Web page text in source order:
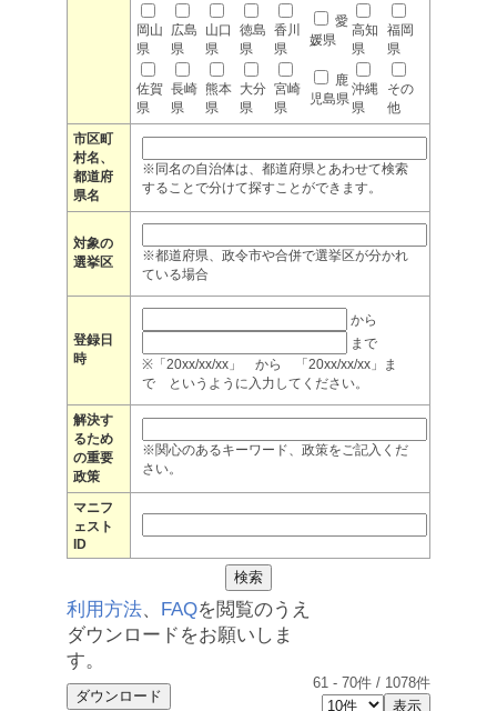
岡山
県
広島
県
山口
県
徳島
県
香川
県
愛
媛県
高知
県
福岡
県
佐賀
県
長崎
県
熊本
県
大分
県
宮崎
県
鹿
児島県
沖縄
県
その
他
市区町
村名、
都道府
県名
※同名の自治体は、都道府県とあわせて検索
することで分けて探すことができます。
対象の
選挙区
※都道府県、政令市や合併で選挙区が分かれ
ている場合
登録日
時
から
まで
※「20xx/xx/xx」 から 「20xx/xx/xx」ま
で というように入力してください。
解決す
るため
の重要
政策
※関心のあるキーワード、政策をご記入くだ
さい。
マニフ
ェスト
ID
利用方法、 FAQを閲覧のうえ
ダウンロードをお願いしま
す。
61 - 70件 / 1078件